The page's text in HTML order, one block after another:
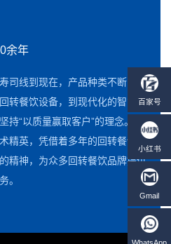
余年
司线到现在，产品种类不断向更
转餐饮设备，到现代化的智能点
持“以质量赢取客户”的理念。昱
精英，凭借着多年的回转餐饮设
精神，为众多回转餐饮品牌提供
。